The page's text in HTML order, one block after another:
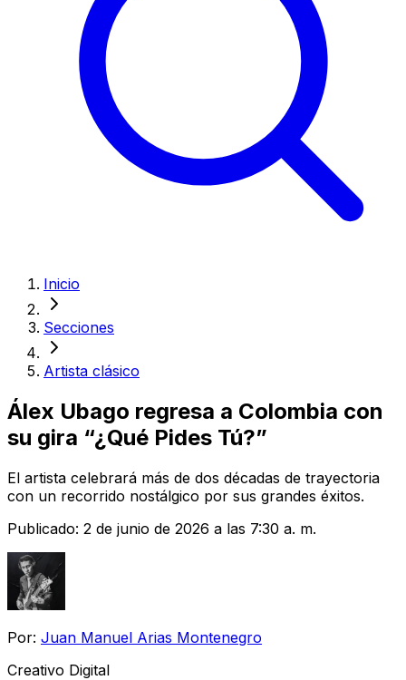
Inicio
Secciones
Artista clásico
Álex Ubago regresa a Colombia con
su gira “¿Qué Pides Tú?”
El artista celebrará más de dos décadas de trayectoria
con un recorrido nostálgico por sus grandes éxitos.
Publicado: 2 de junio de 2026 a las 7:30 a. m.
Por: Juan Manuel Arias Montenegro
Creativo Digital